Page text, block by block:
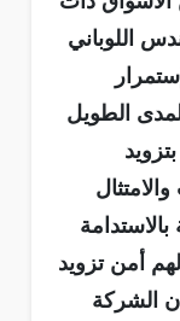
اللوباني
الطويل
بالاستدامة
أمن تزويد
الشركة